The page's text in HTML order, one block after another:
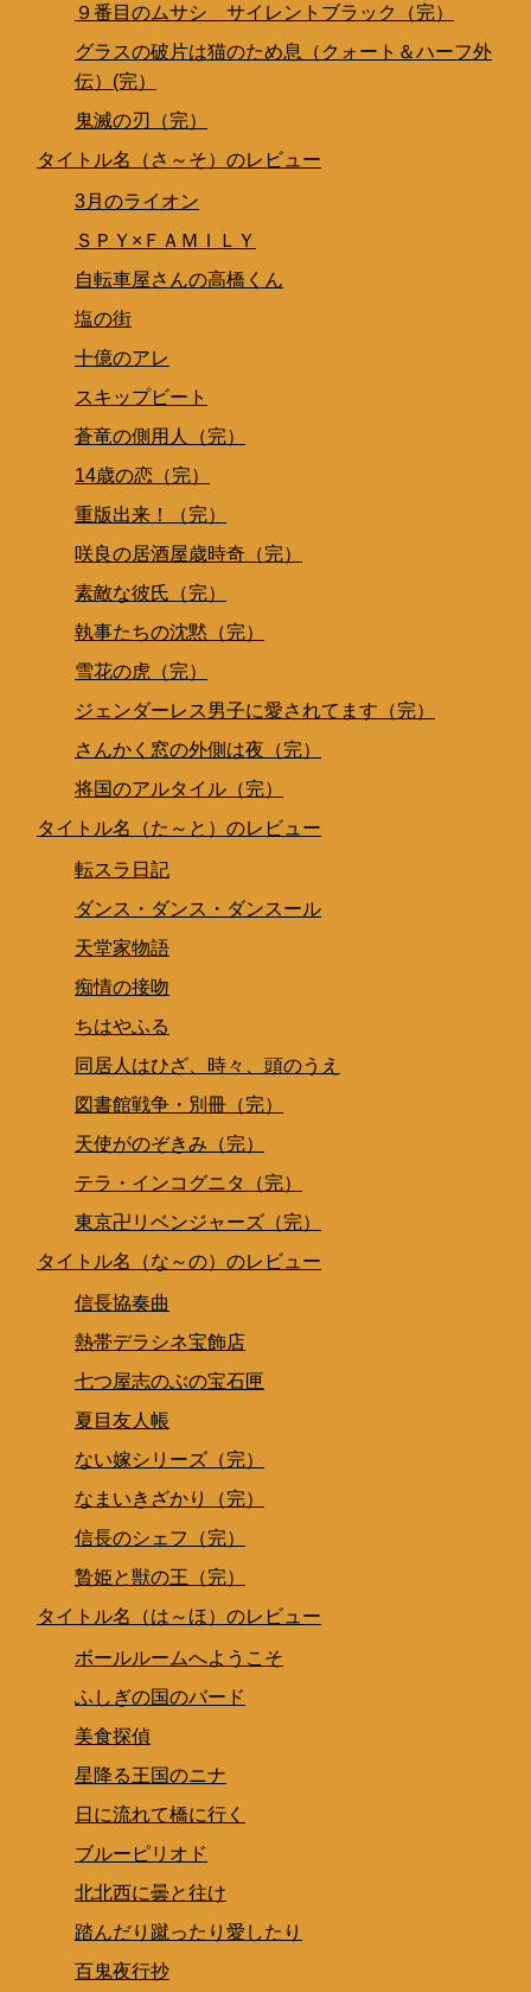
９番目のムサシ サイレントブラック（完）
グラスの破片は猫のため息（クォート＆ハーフ外
伝）(完）
鬼滅の刃（完）
タイトル名（さ～そ）のレビュー
3月のライオン
ＳＰＹ×ＦＡＭＩＬＹ
自転車屋さんの高橋くん
塩の街
十億のアレ
スキップビート
蒼竜の側用人（完）
14歳の恋（完）
重版出来！（完）
咲良の居酒屋歳時奇（完）
素敵な彼氏（完）
執事たちの沈黙（完）
雪花の虎（完）
ジェンダーレス男子に愛されてます（完）
さんかく窓の外側は夜（完）
将国のアルタイル（完）
タイトル名（た～と）のレビュー
転スラ日記
ダンス・ダンス・ダンスール
天堂家物語
痴情の接吻
ちはやふる
同居人はひざ、時々、頭のうえ
図書館戦争・別冊（完）
天使がのぞきみ（完）
テラ・インコグニタ（完）
東京卍リベンジャーズ（完）
タイトル名（な～の）のレビュー
信長協奏曲
熱帯デラシネ宝飾店
七つ屋志のぶの宝石匣
夏目友人帳
ない嫁シリーズ（完）
なまいきざかり（完）
信長のシェフ（完）
贄姫と獣の王（完）
タイトル名（は～ほ）のレビュー
ボールルームへようこそ
ふしぎの国のバード
美食探偵
星降る王国のニナ
日に流れて橋に行く
ブルーピリオド
北北西に曇と往け
踏んだり蹴ったり愛したり
百鬼夜行抄